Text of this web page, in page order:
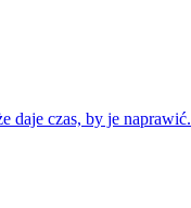
daje czas, by je naprawić.